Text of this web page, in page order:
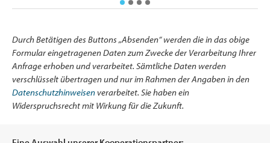
Durch Betätigen des Buttons „Absenden“ werden die in das obige
Formular eingetragenen Daten zum Zwecke der Verarbeitung Ihrer
Anfrage erhoben und verarbeitet. Sämtliche Daten werden
verschlüsselt übertragen und nur im Rahmen der Angaben in den
Datenschutzhinweisenverarbeitet. Sie haben ein
Widerspruchsrecht mit Wirkung für die Zukunft.